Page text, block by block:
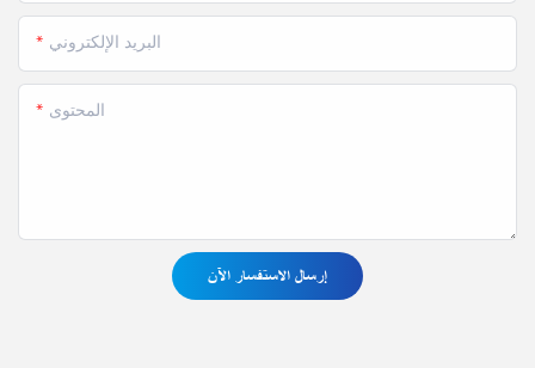
البريد الإلكتروني
المحتوى
إرسال الاستفسار الآن